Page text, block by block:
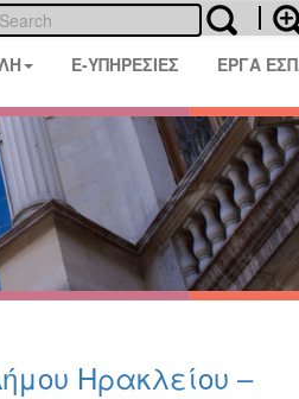
E-ΥΠΗΡΕΣΙΕΣ ΕΡΓΑ
Ηρακλείου –